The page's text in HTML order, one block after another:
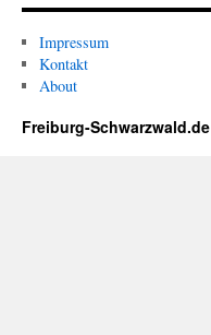
Impressum
Kontakt
About
Freiburg-Schwarzwald.de